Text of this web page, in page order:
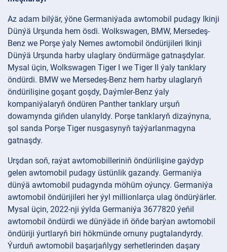
Az adam bilýär, ýöne Germaniýada awtomobil pudagy Ikinji
Dünýä Urşunda hem ösdi. Wolkswagen, BMW, Mersedeş-
Benz we Porşe ýaly Nemes awtomobil öndürijileri Ikinji
Dünýä Urşunda harby ulaglary öndürmäge gatnaşdylar.
Mysal üçin, Wolkswagen Tiger I we Tiger II ýaly tanklary
öndürdi. BMW we Mersedeş-Benz hem harby ulaglaryň
öndürilişine goşant goşdy, Daýmler-Benz ýaly
kompaniýalaryň öndüren Panther tanklary urşuň
dowamynda giňden ulanyldy. Porşe tanklaryň dizaýnyna,
şol sanda Porşe Tiger nusgasynyň taýýarlanmagyna
gatnaşdy.
Urşdan soň, raýat awtomobilleriniň öndürilişine gaýdyp
gelen awtomobil pudagy üstünlik gazandy. Germaniýa
dünýä awtomobil pudagynda möhüm oýunçy. Germaniýa
awtomobil öndürijileri her ýyl millionlarça ulag öndürýärler.
Mysal üçin, 2022-nji ýylda Germaniýa 3677820 ýeňil
awtomobil öndürdi we dünýäde iň öňde barýan awtomobil
öndüriji ýurtlaryň biri hökmünde ornuny pugtalandyrdy.
Ýurduň awtomobil başarjaňlygy serhetlerinden daşary